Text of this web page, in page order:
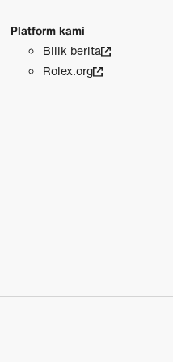
Platform kami
Bilik berita
Rolex.org